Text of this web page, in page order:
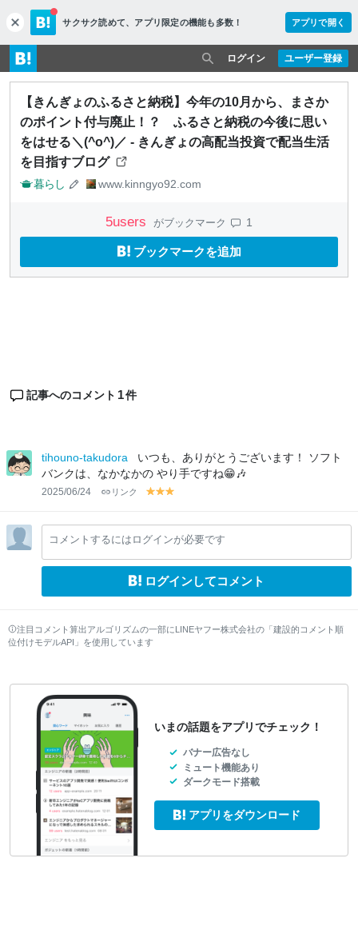
c
l
o
s
e
サクサク読めて、 アプリ限定の機能も多数！ アプリで開く
ユーザー登録
ログイン
【きんぎょのふるさと納税】今年の10月から、まさか
のポイント付与廃止！？ ふるさと納税の今後に思い
をはせる＼(^o^)／ - きんぎょの高配当投資で配当生活
を目指すブログ
暮らし www.kinngyo92.com
5users がブックマーク 1
ブックマークを追加
記事へのコメント 1件
tihouno-takudora
いつも、ありがとうございます！ ソフト
バンクは、なかなかの やり手ですね😁🎶
2025/06/24 リンク
y
lo
w
y
lo
w
lo
w
コメントするにはログインが必要です
ログインしてコメント
注目コメント算出アルゴリズムの一部にLINEヤフー株式会社の「建設的コメント順
位付けモデルAPI」を使用しています
いまの話題をアプリでチェック！
バナー広告なし
ミュート機能あり
ダークモード搭載
アプリをダウンロード